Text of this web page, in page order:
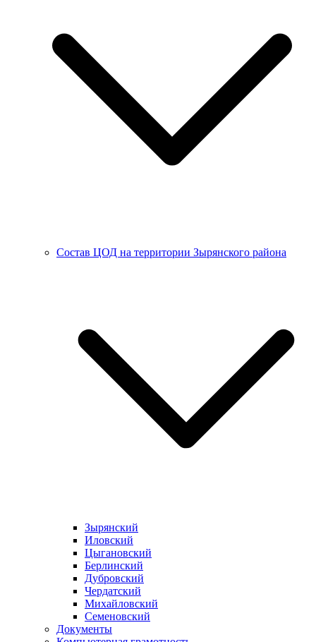
Состав ЦОД на территории Зырянского района
Зырянский
Иловский
Цыгановский
Берлинский
Дубровский
Чердатский
Михайловский
Семеновский
Документы